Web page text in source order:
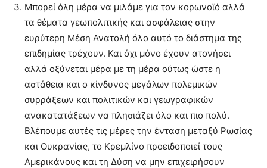
Μπορεί όλη μέρα να μιλάμε για τον κορωνοϊό αλλά
τα θέματα γεωπολιτικής και ασφάλειας στην
ευρύτερη Μέση Ανατολή όλο αυτό το διάστημα της
επιδημίας τρέχουν. Και όχι μόνο έχουν ατονήσει
αλλά οξύνεται μέρα με τη μέρα ούτως ώστε η
αστάθεια και ο κίνδυνος μεγάλων πολεμικών
συρράξεων και πολιτικών και γεωγραφικών
ανακατατάξεων να πλησιάζει όλο και πιο πολύ.
Βλέπουμε αυτές τις μέρες την ένταση μεταξύ Ρωσίας
και Ουκρανίας, το Κρεμλίνο προειδοποιεί τους
Αμερικάνους και τη Δύση να μην επιχειρήσουν